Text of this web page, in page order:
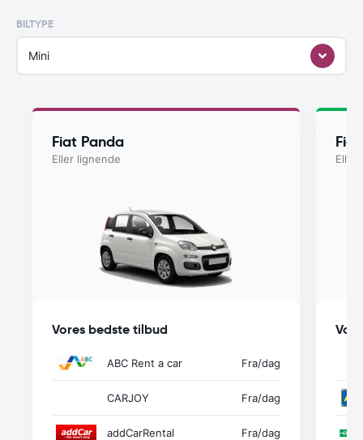
BILTYPE
Mini
Fiat Panda
Eller lignende
Vores bedste tilbud
ABC Rent a car Fra/dag
CARJOY Fra/dag
addCarRental Fra/dag
Eller